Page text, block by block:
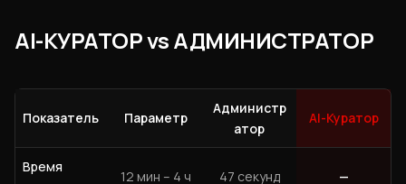
AI-КУРАТОР vs АДМИНИСТРАТОР
Показатель Параметр
Администр
атор
AI-Куратор
Время
12 мин – 4 ч 47 секунд —